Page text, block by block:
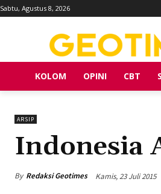
Sabtu, Agustus 8, 2026
KOLOM OPINI CBT
ARSIP
Indonesia
By Redaksi Geotimes Kamis, 23 Juli 2015